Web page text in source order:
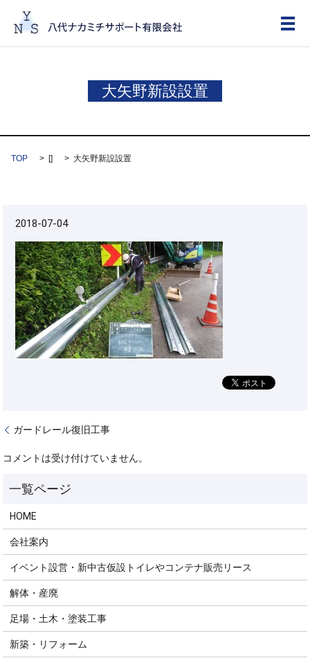
メ
大矢野新設設置
TOP [] 大矢野新設設置
2018-07-04
ガードレール復旧工事
コメントは受け付けていません。
HOME
会社案内
イベント設営・新中古仮設トイレやコンテナ販売リース
解体・産廃
足場・土木・塗装工事
新築・リフォーム